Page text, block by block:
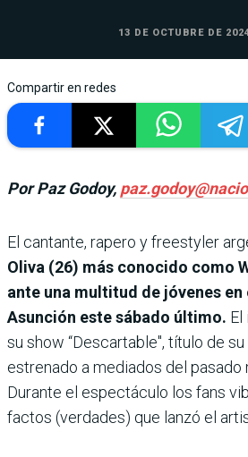
13 DE OCTUBRE DE
Compartir en redes
Por Paz Godoy,
El cantante, rapero y freestyler
Oliva (26) más conocido como
ante una multitud de jóvenes en
Asunción este sábado último.
su show “Descartable″, título de
estrenado a mediados del pasado
Durante el espectáculo los fans
factos (verdades) que lanzó el